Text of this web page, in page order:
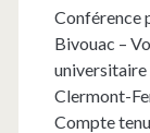
Conférence
Bivouac –
Clermont-
Compte